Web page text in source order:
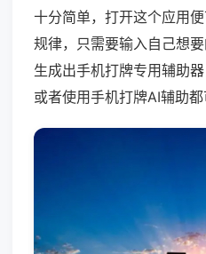
十分简单，打开这个应用
规律，只需要输入自己想
生成出手机打牌专用辅助
或者使用手机打牌AI辅助都